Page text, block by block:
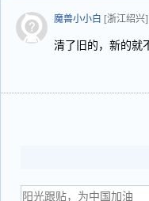
魔兽小小白 [浙江绍兴]
清了旧的，新的就